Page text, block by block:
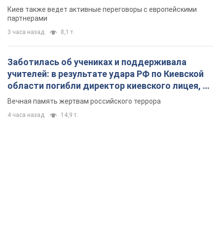
Киев также ведет активные переговоры с европейскими
партнерами
3 часа назад 8,1 т.
Заботилась об учениках и поддерживала
учителей: в результате удара РФ по Киевской
области погибли директор киевского лицея, её
муж и внук
Вечная память жертвам российского террора
4 часа назад 14,9 т.